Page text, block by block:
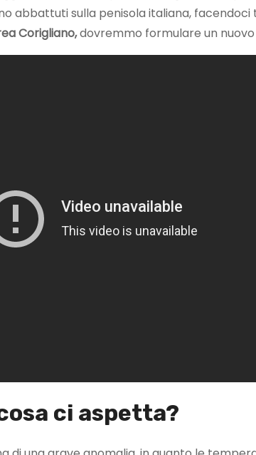
abbattuti sulla penisola italiana,
Corigliano,dovremmo formulare un
ci aspetta?